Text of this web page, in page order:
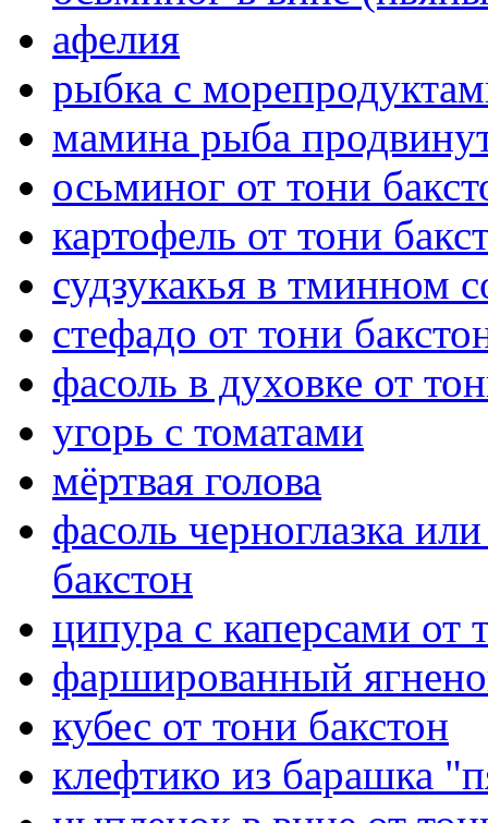
афелия
рыбка с
мамина рыба
осьминог от тони
картофель от тони
судзукакья в тминном
стефадо от тони
фасоль в духовке от
угорь с томатами
мёртвая голова
фасоль черноглазка
бакстон
ципура с каперсами от
фаршированный
кубес от тони бакстон
клефтико из барашка